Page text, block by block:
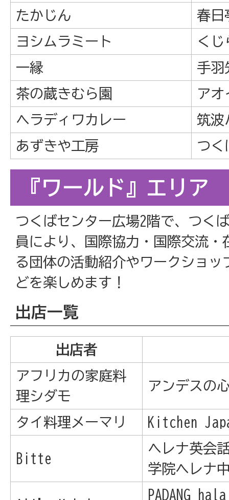
たかじん
春日
ヨシムラミート
くじ
一縁
手羽
茶の蔵きむら園
アオ
ヘラディワカレー
筑波
あずきや工房
つく
『ワールド』エリア
つくばセンター広場2階で、つく
員により、国際協力・国際交流・
る団体の活動紹介やワークショッ
どを楽しめます！
出店一覧
出店者
アフリカの家庭料
理シダモ
アンデスの
タイ料理メーマリ Kitchen
Bitte
ヘレナ英会
学院ヘレナ
PADANG